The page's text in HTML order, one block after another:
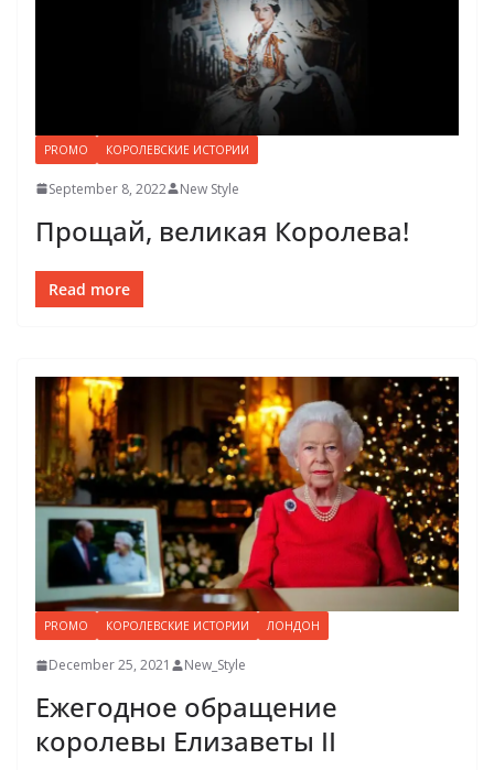
PROMO КОРОЛЕВСКИЕ ИСТОРИИ
September 8, 2022 New Style
Прощай, великая Королева!
Read more
PROMO КОРОЛЕВСКИЕ ИСТОРИИ ЛОНДОН
December 25, 2021 New_Style
Ежегодное обращение
королевы Елизаветы II